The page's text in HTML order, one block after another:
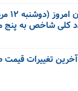
آخرین تغییرات قیمت